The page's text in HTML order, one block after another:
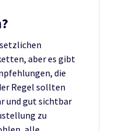
aber es gibt
die
Regel sollten
und gut sichtbar
zu